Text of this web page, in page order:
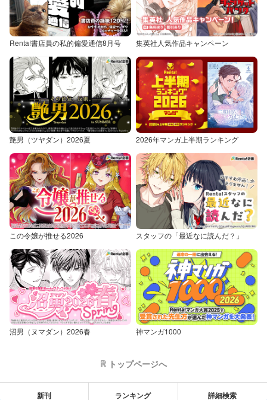
Renta!書店員の私的偏愛通信8月号 集英社人気作品キャンペーン
艶男（ツヤダン）2026夏 2026年マンガ上半期ランキング
この令嬢が推せる2026 スタッフの「最近なに読んだ？」
沼男（ヌマダン）2026春 神マンガ1000
トップページへ
新刊 ランキング 詳細検索